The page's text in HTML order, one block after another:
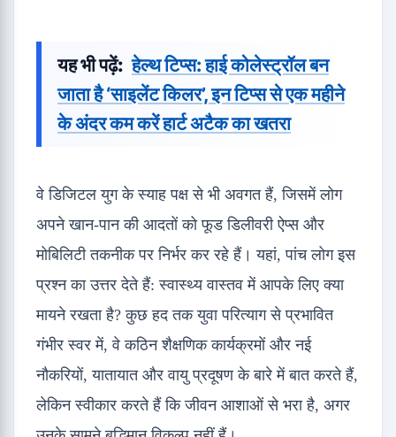
यह भी पढ़ें: हेल्थ टिप्स: हाई कोलेस्ट्रॉल बन
जाता है ‘साइलेंट किलर’, इन टिप्स से एक महीने
के अंदर कम करें हार्ट अटैक का खतरा
वे डिजिटल युग के स्याह पक्ष से भी अवगत हैं, जिसमें लोग
अपने खान-पान की आदतों को फूड डिलीवरी ऐप्स और
मोबिलिटी तकनीक पर निर्भर कर रहे हैं। यहां, पांच लोग इस
प्रश्न का उत्तर देते हैं: स्वास्थ्य वास्तव में आपके लिए क्या
मायने रखता है? कुछ हद तक युवा परित्याग से प्रभावित
गंभीर स्वर में, वे कठिन शैक्षणिक कार्यक्रमों और नई
नौकरियों, यातायात और वायु प्रदूषण के बारे में बात करते हैं,
लेकिन स्वीकार करते हैं कि जीवन आशाओं से भरा है, अगर